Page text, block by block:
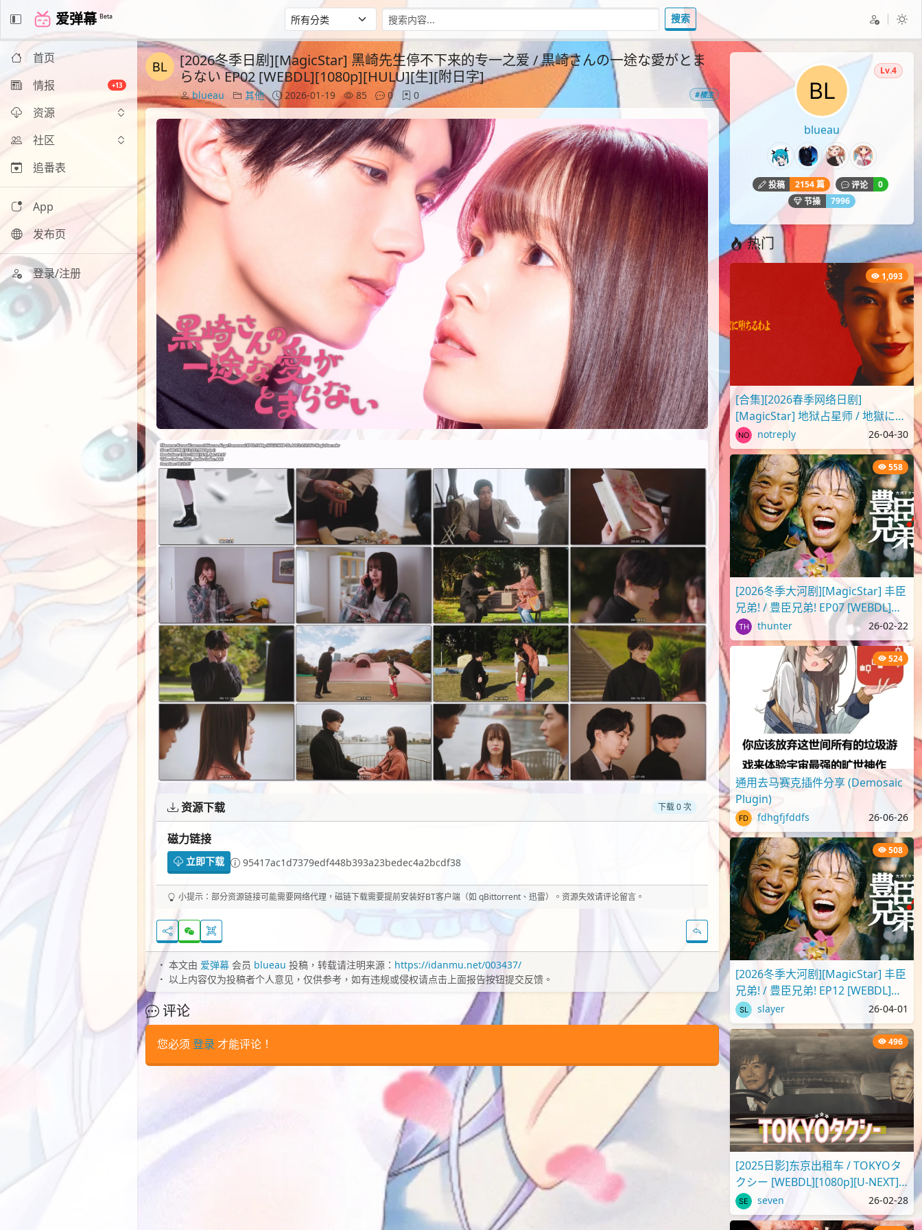
爱弹幕 Beta 搜索
首页
情报
+13
资源
社区
追番表
App
发布页
登录/注册
[2026冬季日剧][MagicStar] 黑崎先生停不下来的专一之爱 / 黒崎さんの一途な愛がとま
らない EP02 [WEBDL][1080p][HULU][生][附日字]
blueau 其他 2026-01-19 85 0 0 #楼主
资源下载 下载 0 次
磁力链接
立即下载 95417ac1d7379edf448b393a23bedec4a2bcdf38
小提示：部分资源链接可能需要网络代理，磁链下载需要提前安装好BT客户端（如 qBittorrent、迅雷）。资源失效请评论留言。
本文由 爱弹幕 会员 blueau 投稿，转载请注明来源： https://idanmu.net/003437/
以上内容仅为投稿者个人意见，仅供参考，如有违规或侵权请点击上面报告按钮提交反馈。
评论
您必须 登录 才能评论！
blueau
Lv.4
投稿 2154 篇 评论
0
节操
7996
热门
1,093
[合集][2026春季网络日剧]
[MagicStar] 地狱占星师 / 地獄に堕
ちるわよ [WEBDL][1080p][Netflix]
[生][附官..
notreply 26-04-30
558
[2026冬季大河剧][MagicStar] 丰臣
兄弟! / 豊臣兄弟! EP07 [WEBDL]
[1080p][NHKP][生][附日字]
thunter 26-02-22
524
通用去马赛克插件分享 (Demosaic
Plugin)
fdhgfjfddfs 26-06-26
508
[2026冬季大河剧][MagicStar] 丰臣
兄弟! / 豊臣兄弟! EP12 [WEBDL]
[1080p][NHKP][生][附日字]
slayer 26-04-01
496
[2025日影]东京出租车 / TOKYOタ
クシー [WEBDL][1080p][U-NEXT]
[生] seven 26-02-28